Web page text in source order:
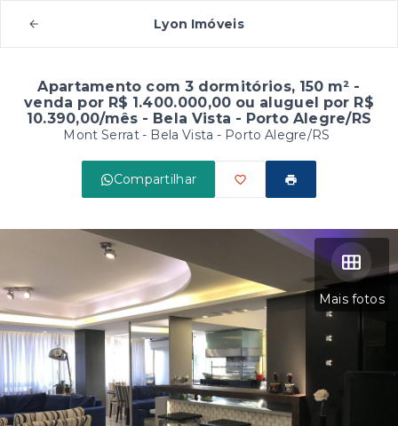
Lyon Imóveis
Apartamento com 3 dormitórios, 150 m² -
venda por R$ 1.400.000,00 ou aluguel por R$
10.390,00/mês - Bela Vista - Porto Alegre/RS
Mont Serrat - Bela Vista - Porto Alegre/RS
Compartilhar
Mais fotos